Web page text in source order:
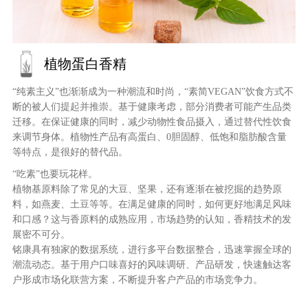
植物蛋白香精
“纯素主义”也渐渐成为一种潮流和时尚，“素简VEGAN”饮食方式不
断的被人们提起并推崇。基于健康考虑，部分消费者可能产生品类
迁移。在保证健康的同时，减少动物性食品摄入，通过替代性饮食
来调节身体。植物性产品有高蛋白、0胆固醇、低饱和脂肪酸含量
等特点，是很好的替代品。
“吃素”也要玩花样。
植物基原料除了常见的大豆、坚果，还有逐渐在被挖掘的趋势原
料，如燕麦、土豆等等。在满足健康的同时，如何更好地满足风味
和口感？这与香原料的成熟应用，市场趋势的认知，香精技术的发
展密不可分。
铭康具有独家的数据系统，进行多平台数据整合，迅速掌握全球的
潮流动态。基于用户口味喜好的风味调研、产品研发，快速触达客
户形成市场化联营方案，不断提升客户产品的市场竞争力。